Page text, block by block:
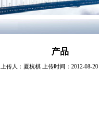
产品
上传人：夏杭棋 上传时间：2012-08-20